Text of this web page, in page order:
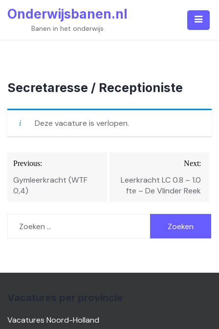
Onderwijsbanen.nl
Banen in het onderwijs
Secretaresse / Receptioniste
Deze vacature is verlopen.
Bericht
navigatie
Previous:
Gymleerkracht (WTF
0,4)
Next:
Leerkracht LC 0.8 – 1.0
fte – De Vlinder Reek
naar:
Vacatures Noord-Holland